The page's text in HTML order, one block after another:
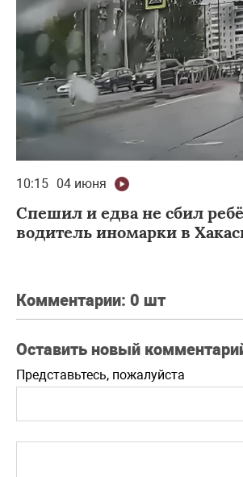
10:15 04 июня
Спешил и едва не сбил
водитель иномарки в
Комментарии: 0 шт
Оставить новый
Представьтесь, пожалуйста